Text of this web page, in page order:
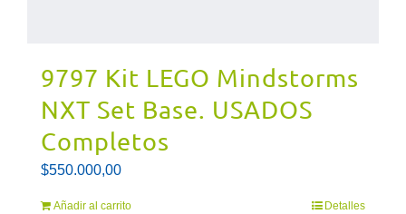
9797 Kit LEGO Mindstorms
NXT Set Base. USADOS
Completos
$550.000,00
Añadir al carrito Detalles